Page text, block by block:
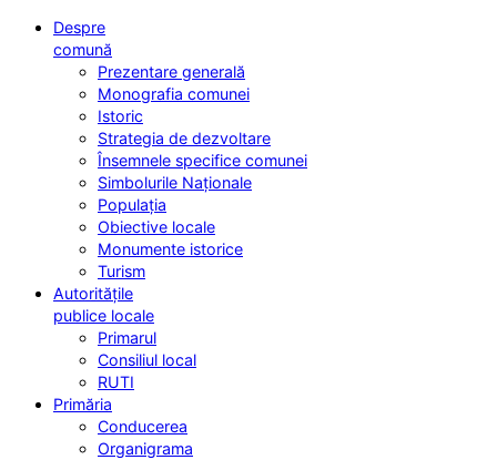
Despre
comună
Prezentare generală
Monografia comunei
Istoric
Strategia de dezvoltare
Însemnele specifice comunei
Simbolurile Naționale
Populația
Obiective locale
Monumente istorice
Turism
Autoritățile
publice locale
Primarul
Consiliul local
RUTI
Primăria
Conducerea
Organigrama